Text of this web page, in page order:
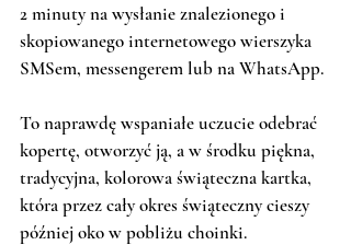
2 minuty na wysłanie znalezionego i
skopiowanego internetowego wierszyka
SMSem, messengerem lub na WhatsApp.
To naprawdę wspaniałe uczucie odebrać
kopertę, otworzyć ją, a w środku piękna,
tradycyjna, kolorowa świąteczna kartka,
która przez cały okres świąteczny cieszy
później oko w pobliżu choinki.